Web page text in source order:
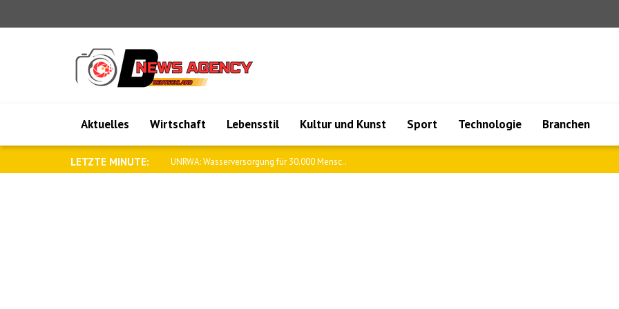
Aktuelles Wirtschaft Lebensstil Kultur und Kunst Sport Technologie Branchen
LETZTE MINUTE: UNRWA: Wasserversorgung für 30.000 Mensc..